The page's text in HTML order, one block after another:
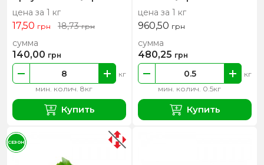
цена за 1 кг
17,50 грн 18,73грн
мин. колич. 8кг
кг
сумма
140,00 грн
Купить
цена за 1 кг
960,50 грн
мин. колич. 0.5кг
кг
сумма
480,25 грн
Купить
СЕЗОН